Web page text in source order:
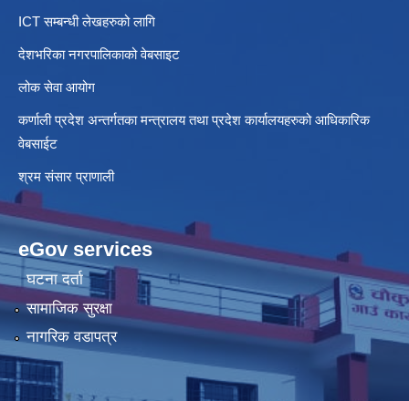
ICT सम्बन्धी लेखहरुको लागि
देशभरिका नगरपालिकाको वेबसाइट
लोक सेवा आयोग
कर्णाली प्रदेश अन्तर्गतका मन्त्रालय तथा प्रदेश कार्यालयहरुको आधिकारिक
वेबसाईट
श्रम संसार प्राणाली
eGov services
घटना दर्ता
सामाजिक सुरक्षा
नागरिक वडापत्र